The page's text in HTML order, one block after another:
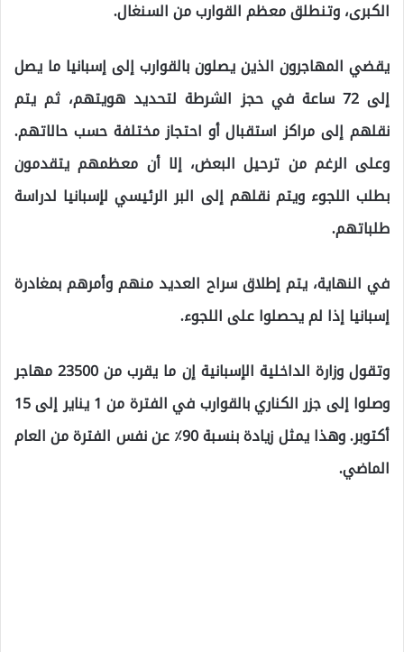
الكبرى، وتنطلق معظم القوارب من السنغال.
يقضي المهاجرون الذين يصلون بالقوارب إلى إسبانيا ما يصل
إلى 72 ساعة في حجز الشرطة لتحديد هويتهم، ثم يتم
نقلهم إلى مراكز استقبال أو احتجاز مختلفة حسب حالاتهم.
وعلى الرغم من ترحيل البعض، إلا أن معظمهم يتقدمون
بطلب اللجوء ويتم نقلهم إلى البر الرئيسي لإسبانيا لدراسة
طلباتهم.
في النهاية، يتم إطلاق سراح العديد منهم وأمرهم بمغادرة
إسبانيا إذا لم يحصلوا على اللجوء.
وتقول وزارة الداخلية الإسبانية إن ما يقرب من 23500 مهاجر
وصلوا إلى جزر الكناري بالقوارب في الفترة من 1 يناير إلى 15
أكتوبر. وهذا يمثل زيادة بنسبة 90٪ عن نفس الفترة من العام
الماضي.